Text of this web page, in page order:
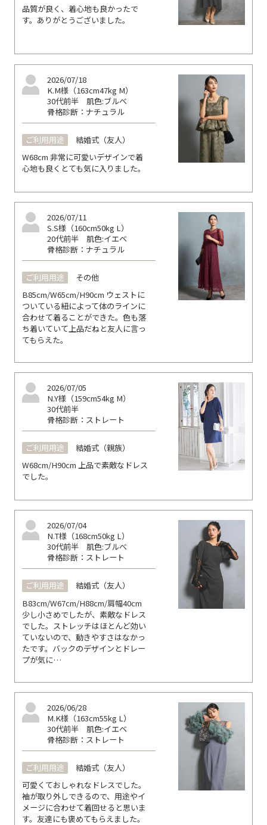
品質が良く、着心地も良かったで
す。ありがとうございました。
2026/07/18
K.M様（163cm47kg M）
30代前半 肌色:ブルべ
骨格診断：ナチュラル
ご利用用途
結婚式（友人）
W68cm 非常に可愛いデザインで着
心地も良くとても気に入りました。
2026/07/11
S.S様（160cm50kg L）
20代前半 肌色:イエベ
骨格診断：ナチュラル
ご利用用途
その他
B85cm/W65cm/H90cm ウェストに
ついている紐によって体のラインに
合わせて着ることができた。色も落
ち着いていて上品だねと友人に言っ
てもらえた。
2026/07/05
N.Y様（159cm54kg M）
30代前半
骨格診断：ストレート
ご利用用途
結婚式（親族）
W68cm/H90cm 上品で素敵なドレス
でした。
2026/07/04
N.T様（168cm50kg L）
30代前半 肌色:ブルべ
骨格診断：ストレート
ご利用用途
結婚式（友人）
B83cm/W67cm/H88cm/肩幅40cm
少し小さめでしたが、素敵なドレス
でした。ストレッチはほとんど効い
ていないので、動きやすさはなかっ
たです。バックのデザインとドレー
プが気に…
2026/06/28
M.K様（163cm55kg L）
30代前半 肌色:イエベ
骨格診断：ストレート
ご利用用途
結婚式（友人）
可愛くておしゃれなドレスでした。
袖が取り外しできるので、用途やイ
メージに合わせて着回せると思いま
す。友達にも褒めてもらえました。